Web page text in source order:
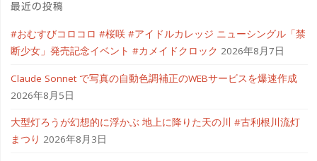
デ
ュ
ア
デ
最近の投稿
#おむすびコロコロ #桜咲 #アイドルカレッジ ニューシングル「禁
断少女」発売記念イベント #カメイドクロック 2026年8月7日
Claude Sonnet で写真の自動色調補正のWEBサービスを爆速作成
2026年8月5日
大型灯ろうが幻想的に浮かぶ 地上に降りた天の川 #古利根川流灯
まつり 2026年8月3日